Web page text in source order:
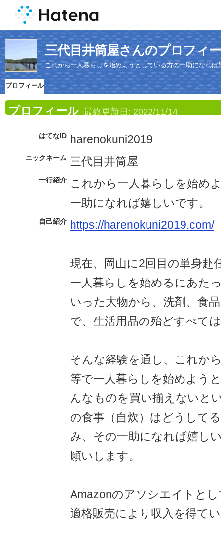
三代目井筒屋さんのプロフィ
これから一人暮らしを始めようとしている方の一助になれば
プロフィール
プロフィール 最終更新日: 2022/11/14
はてなID harenokuni2019
ニックネーム 三代目井筒屋
一行紹介 これから一人暮らしを始め
一助になれば嬉しいです。
自己紹介 https://harenokuni2019.com/
現在、岡山に2回目の単身赴
一人暮らしを始めるにあた
いった大物から、洗剤、食
で、生活用品の殆どすべて
そんな経験を通し、これか
等で一人暮らしを始めよう
んなものを買い揃えないと
の食事（自炊）はどうして
み、その一助になれば嬉し
願いします。
Amazonのアソシエイトと
適格販売により収入を得て